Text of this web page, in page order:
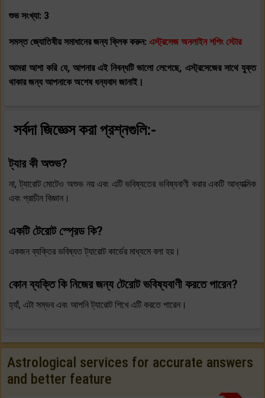
শুভ সংখ্যা: 3
সমস্ত জ্যোতিষীয় সমাধানের জন্য ক্লিক করুন: এস্ট্রসেজ অনলাইন শপিং স্টোর
আমরা আশা করি যে, আপনার এই নিবন্ধটি ভালো লেগেছে, এস্ট্রসেজের সাথে যুক্ত
থাকার জন্য আপনাকে অশেষ ধন্যবাদ জানাই।
সর্বদা জিজ্ঞেস করা প্রশ্নগুলি:-
ট্যার কী অশুভ?
না, ট্যারোট মোটেও অশুভ নয় এবং এটি ভবিষ্যতের ভবিষ্যবাণী করার একটি আধ্যাত্মিক
এবং প্রাচীন বিজ্ঞান।
একটি টেরোট স্প্রেড কি?
একজন ব্যক্তির ভবিষ্যত ট্যারোট কার্ডের মাধ্যমে বলা হয়।
কোন ব্যক্তি কি নিজের জন্য টেরোট ভবিষ্যবাণী করতে পারেন?
হ্যাঁ, এটা সম্ভব এবং আপনি ট্যারোট শিখে এটি করতে পারেন।
Astrological services for accurate answers
and better feature